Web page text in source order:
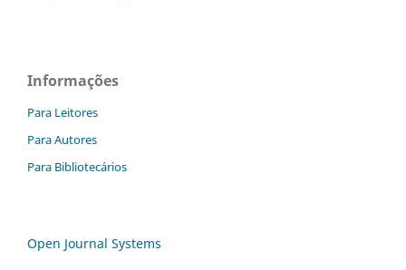
Informações
Para Leitores
Para Autores
Para Bibliotecários
Open Journal Systems